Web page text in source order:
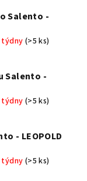
Salento -
týdny(>5 ks)
Salento -
týdny(>5 ks)
- LEOPOLD
týdny(>5 ks)